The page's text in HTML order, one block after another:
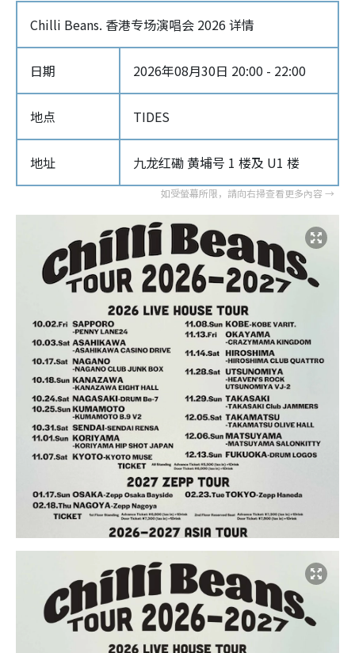
Chilli Beans. 香港专场演唱会 2026 详情
日期 2026年08月30日 20:00 - 22:00
地点 TIDES
地址 九龙红磡 黄埔号 1 楼及 U1 楼